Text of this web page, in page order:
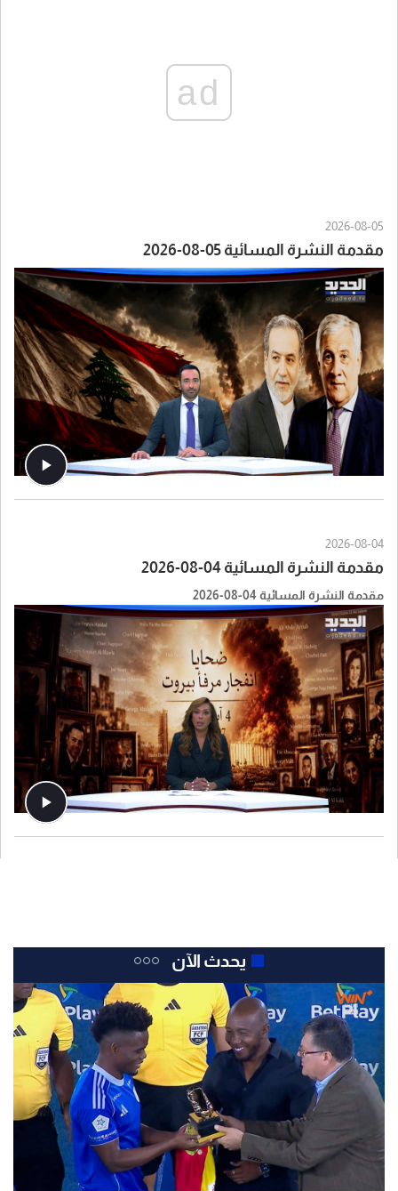
ad
2026-08-05
مقدمة النشرة المسائية 05-08-2026
2026-08-04
مقدمة النشرة المسائية 04-08-2026
مقدمة النشرة المسائية 04-08-2026
يحدث الآن